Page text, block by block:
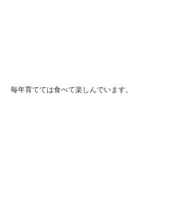
毎年育てては食べて楽しんでいます。